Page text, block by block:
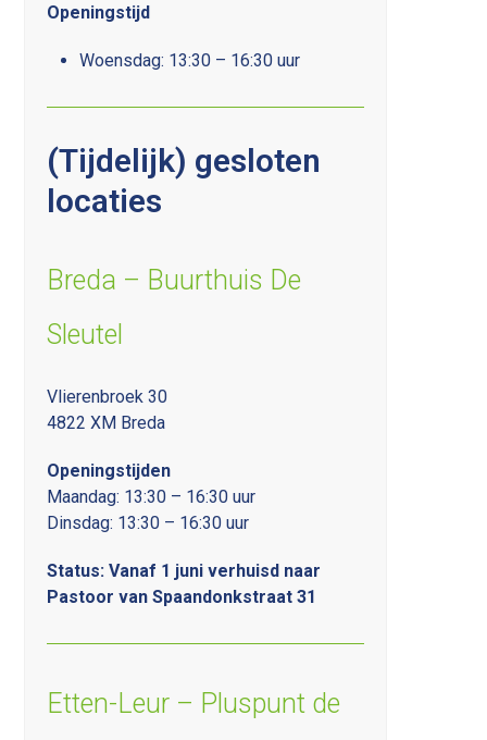
Openingstijd
Woensdag: 13:30 – 16:30 uur
(Tijdelijk) gesloten
locaties
Breda – Buurthuis De
Sleutel
Vlierenbroek 30
4822 XM Breda
Openingstijden
Maandag: 13:30 – 16:30 uur
Dinsdag: 13:30 – 16:30 uur
Status: Vanaf 1 juni verhuisd naar
Pastoor van Spaandonkstraat 31
Etten-Leur – Pluspunt de